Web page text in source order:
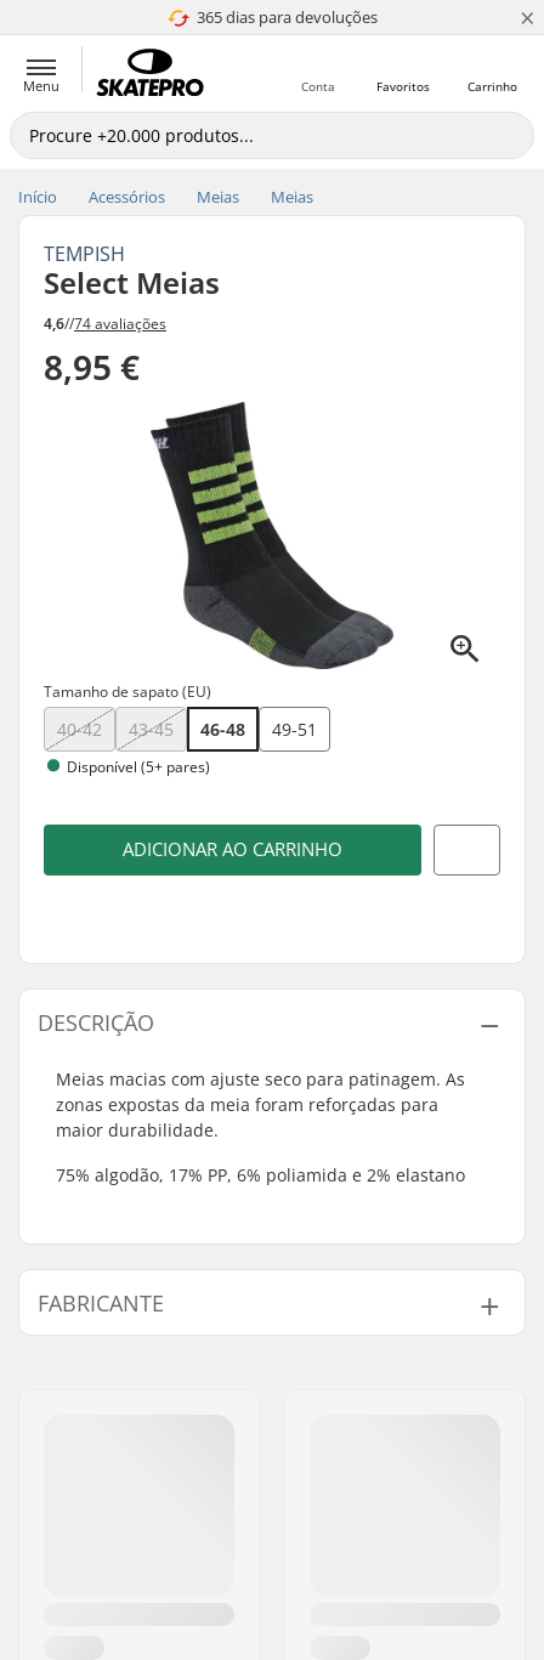
365 dias para devoluções
4.8 de 5 ×
Menu Carrinho
Favoritos
Conta
Início Acessórios Meias Meias
TEMPISH
Select Meias
4,6//74 avaliações
8,95 €
Tamanho de sapato (EU)
40-42 43-45 46-48 49-51
Disponível (5+ pares)
ADICIONAR AO CARRINHO
DESCRIÇÃO
Meias macias com ajuste seco para patinagem. As
zonas expostas da meia foram reforçadas para
maior durabilidade.
75% algodão, 17% PP, 6% poliamida e 2% elastano
FABRICANTE